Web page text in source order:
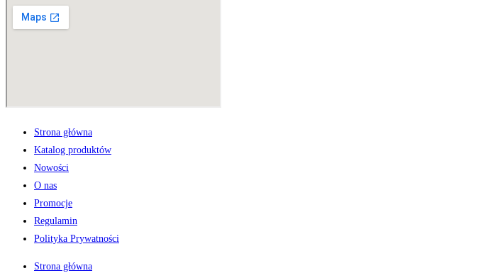
Strona główna
Katalog produktów
Nowości
O nas
Promocje
Regulamin
Polityka Prywatności
Strona główna